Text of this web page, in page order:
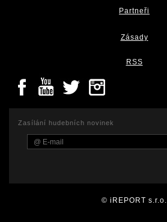
Partneři
Zásady
RSS
Zasílání hudebních novinek
© iREPORT s.r.o.